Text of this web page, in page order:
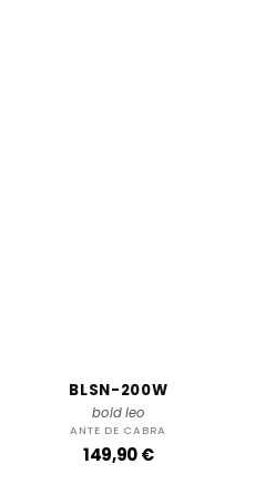
BLSN-200W
bold leo
ANTE DE CABRA
P
149,90 €